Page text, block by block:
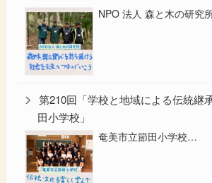
NPO 法人 森と木の研究
第210回「学校と地域による伝統
田小学校」
奄美市立節田小学校…